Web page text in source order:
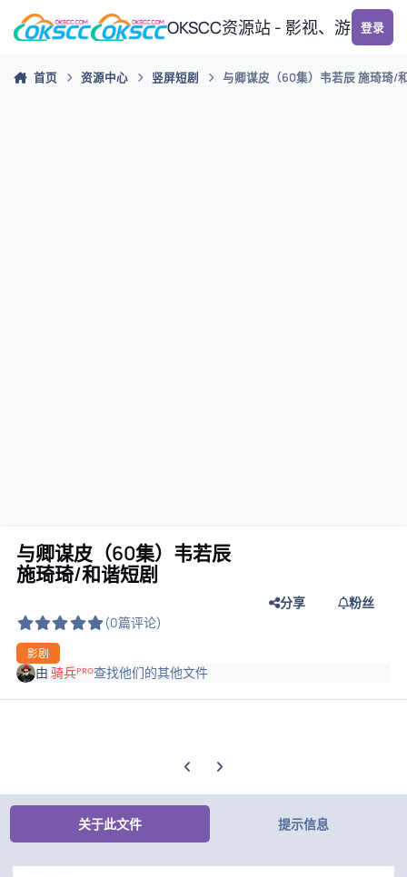
跳转到帖子
OKSCC资源站 - 影视、游戏、
登录
首页 资源中心 竖屏短剧 与卿谋皮（60集）韦若辰 施琦琦/
与卿谋皮（60集）韦若辰
施琦琦/和谐短剧
(0篇评论)
影剧
分享 粉丝
由骑兵ᴾᴿᴼ查找他们的其他文件
上一张轮播幻灯片
下一张轮播幻灯片
关于此文件 提示信息